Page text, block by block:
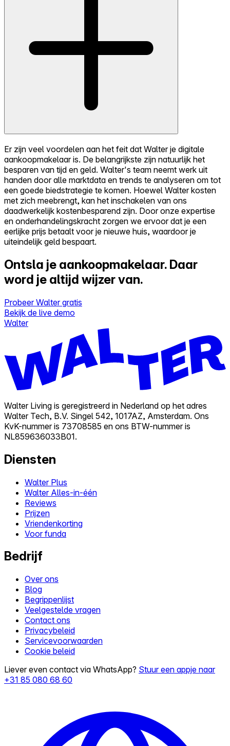
Er zijn veel voordelen aan het feit dat Walter je digitale
aankoopmakelaar is. De belangrijkste zijn natuurlijk het
besparen van tijd en geld. Walter's team neemt werk uit
handen door alle marktdata en trends te analyseren om tot
een goede biedstrategie te komen. Hoewel Walter kosten
met zich meebrengt, kan het inschakelen van ons
daadwerkelijk kostenbesparend zijn. Door onze expertise
en onderhandelingskracht zorgen we ervoor dat je een
eerlijke prijs betaalt voor je nieuwe huis, waardoor je
uiteindelijk geld bespaart.
Ontsla je aankoopmakelaar. Daar
word je altijd wijzer van.
Probeer Walter gratis
Bekijk de live demo
Walter
Walter Living is geregistreerd in Nederland op het adres
Walter Tech, B.V. Singel 542, 1017AZ, Amsterdam. Ons
KvK-nummer is 73708585 en ons BTW-nummer is
NL859636033B01.
Diensten
Walter Plus
Walter Alles-in-één
Reviews
Prijzen
Vriendenkorting
Voor funda
Bedrijf
Over ons
Blog
Begrippenlijst
Veelgestelde vragen
Contact ons
Privacybeleid
Servicevoorwaarden
Cookie beleid
Liever even contact via WhatsApp? Stuur een appje naar
+31 85 080 68 60